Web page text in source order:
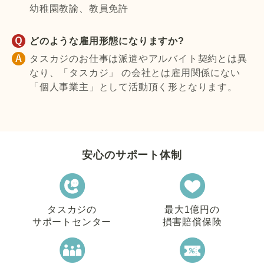
幼稚園教諭、教員免許
どのような雇用形態になりますか?
タスカジのお仕事は派遣やアルバイト契約とは異
なり、「タスカジ」 の会社とは雇用関係にない
「個人事業主」として活動頂く形となります。
安心のサポート体制
タスカジの
サポートセンター
最大1億円の
損害賠償保険